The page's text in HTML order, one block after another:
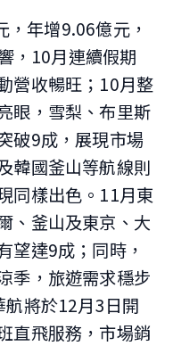
年增9.06億元，
，10月連續假期
營收暢旺；10月整
眼，雪梨、布里斯
破9成，展現市場
韓國釜山等航線則
同樣出色。11月東
、釜山及東京、大
望達9成；同時，
季，旅遊需求穩步
將於12月3日開
直飛服務，市場銷